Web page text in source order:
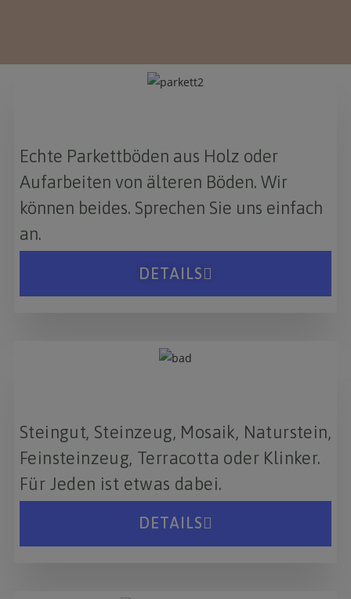
Echte Parkettböden aus Holz oder
Aufarbeiten von älteren Böden. Wir
können beides. Sprechen Sie uns einfach
an.
DETAILS
Steingut, Steinzeug, Mosaik, Naturstein,
Feinsteinzeug, Terracotta oder Klinker.
Für Jeden ist etwas dabei.
DETAILS